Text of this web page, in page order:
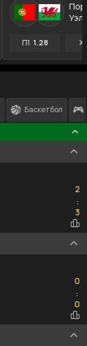
П1 1.28 X
Баскетбол
2
:3
3
0
:0
0